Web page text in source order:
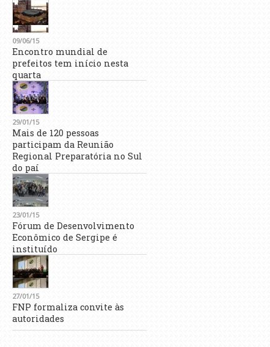
09/06/15
Encontro mundial de
prefeitos tem início nesta
quarta
29/01/15
Mais de 120 pessoas
participam da Reunião
Regional Preparatória no Sul
do paí
23/01/15
Fórum de Desenvolvimento
Econômico de Sergipe é
instituído
27/01/15
FNP formaliza convite às
autoridades